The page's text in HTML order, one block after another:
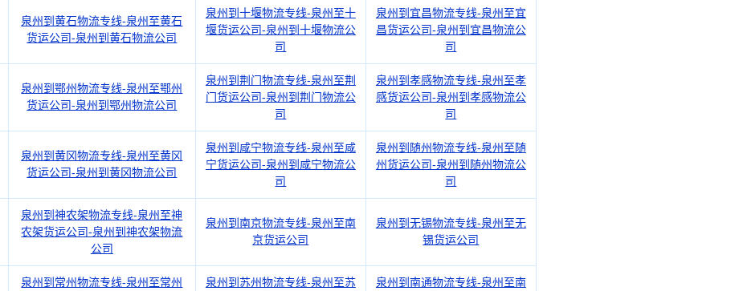
泉州到黄石物流专线-泉州至黄石
货运公司-泉州到黄石物流公司
泉州到十堰物流专线-泉州至十
堰货运公司-泉州到十堰物流公
司
泉州到宜昌物流专线-泉州至宜
昌货运公司-泉州到宜昌物流公
司
泉州到鄂州物流专线-泉州至鄂州
货运公司-泉州到鄂州物流公司
泉州到荆门物流专线-泉州至荆
门货运公司-泉州到荆门物流公
司
泉州到孝感物流专线-泉州至孝
感货运公司-泉州到孝感物流公
司
泉州到黄冈物流专线-泉州至黄冈
货运公司-泉州到黄冈物流公司
泉州到咸宁物流专线-泉州至咸
宁货运公司-泉州到咸宁物流公
司
泉州到随州物流专线-泉州至随
州货运公司-泉州到随州物流公
司
泉州到神农架物流专线-泉州至神
农架货运公司-泉州到神农架物流
公司
泉州到南京物流专线-泉州至南
京货运公司
泉州到无锡物流专线-泉州至无
锡货运公司
泉州到常州物流专线-泉州至常州
泉州到苏州物流专线-泉州至苏
泉州到南通物流专线-泉州至南